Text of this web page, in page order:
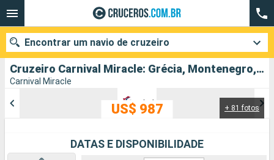
Cruzeiro Carnival Miracle: Grécia, Montenegro, Croácia, Itália partindo de Civitavecchia (Roma)
Carnival Miracle
+ 81 fotos
US$ 987
DATAS E DISPONIBILIDADE
Encontrar um navio de cruzeiro